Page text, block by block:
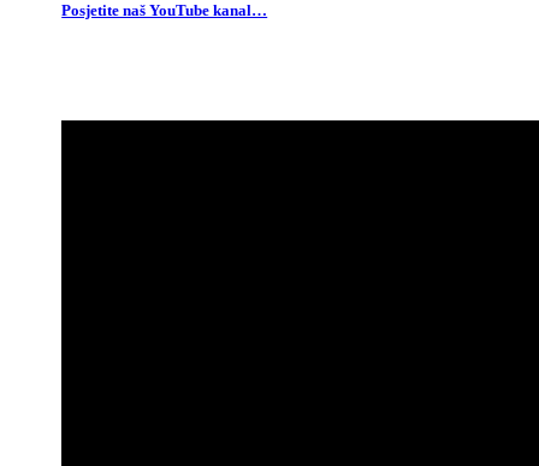
Posjetite naš YouTube kanal…